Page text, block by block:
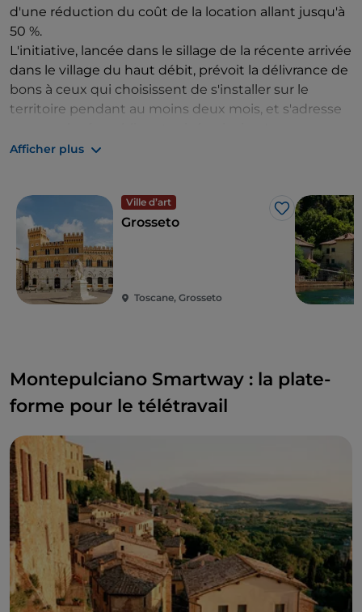
d'une réduction du coût de la location allant jusqu'à
50 %.
L'initiative, lancée dans le sillage de la récente arrivée
dans le village du haut débit, prévoit la délivrance de
bons à ceux qui choisissent de s'installer sur le
territoire pendant au moins deux mois, et s'adresse
travailleurs indépendants.
vous conseillons d'y penser, car le charmant village
perché sur la falaise, certifié d'excellence par le
Drapeau orange, vous donnera l'occasion de
bénéficier d'un nouveau style de vie, sous le signe
de la détente et de la nature.
Afficher plus
Ville d’art
J’aime
Grosseto
Toscane, Grosseto
Montepulciano Smartway : la plate-
forme pour le télétravail